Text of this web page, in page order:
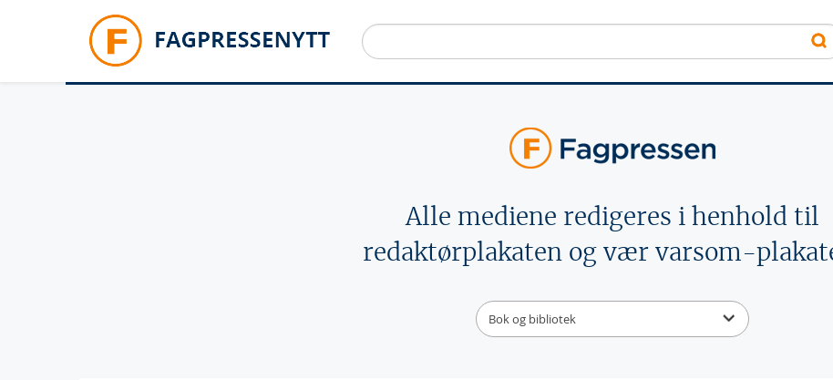
Alle mediene redigeres i henhold til
redaktørplakaten og vær varsom-
Bok og bibliotek